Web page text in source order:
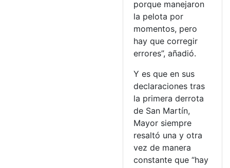
porque manejaron
la pelota por
momentos, pero
hay que corregir
errores”, añadió.
Y es que en sus
declaraciones tras
la primera derrota
de San Martín,
Mayor siempre
resaltó una y otra
vez de manera
constante que “hay